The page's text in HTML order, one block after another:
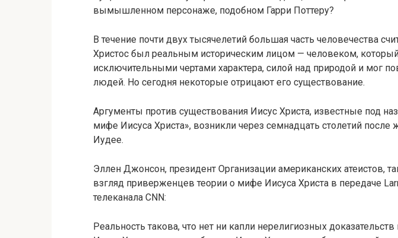
вымышленном персонаже, подобном Гарри Поттеру?
В течение почти двух тысячелетий большая часть человечества
Христос был реальным историческим лицом — человеком,
исключительными чертами характера, силой над природой и мог
людей. Но сегодня некоторые отрицают его существование.
Аргументы против существования Иисус Христа, известные под
мифе Иисуса Христа», возникли через семнадцать столетий после
Иудее.
Эллен Джонсон, президент Организации американских атеистов,
взгляд приверженцев теории о мифе Иисуса Христа в передаче
телеканала CNN:
Реальность такова, что нет ни капли нерелигиозных доказательств